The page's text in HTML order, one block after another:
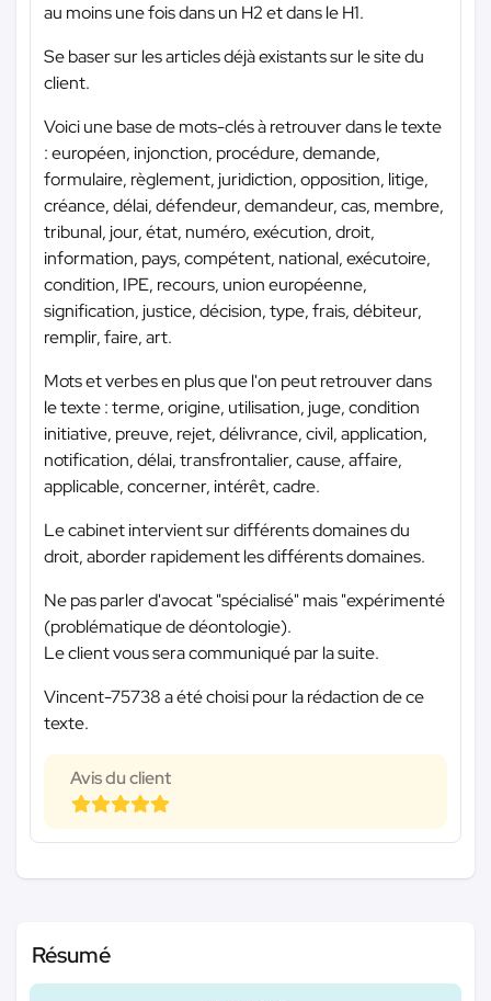
au moins une fois dans un H2 et dans le H1.
Se baser sur les articles déjà existants sur le site du
client.
Voici une base de mots-clés à retrouver dans le texte
: européen, injonction, procédure, demande,
formulaire, règlement, juridiction, opposition, litige,
créance, délai, défendeur, demandeur, cas, membre,
tribunal, jour, état, numéro, exécution, droit,
information, pays, compétent, national, exécutoire,
condition, IPE, recours, union européenne,
signification, justice, décision, type, frais, débiteur,
remplir, faire, art.
Mots et verbes en plus que l'on peut retrouver dans
le texte : terme, origine, utilisation, juge, condition
initiative, preuve, rejet, délivrance, civil, application,
notification, délai, transfrontalier, cause, affaire,
applicable, concerner, intérêt, cadre.
Le cabinet intervient sur différents domaines du
droit, aborder rapidement les différents domaines.
Ne pas parler d'avocat "spécialisé" mais "expérimenté
(problématique de déontologie).
Le client vous sera communiqué par la suite.
Vincent-75738 a été choisi pour la rédaction de ce
texte.
Avis du client
Résumé